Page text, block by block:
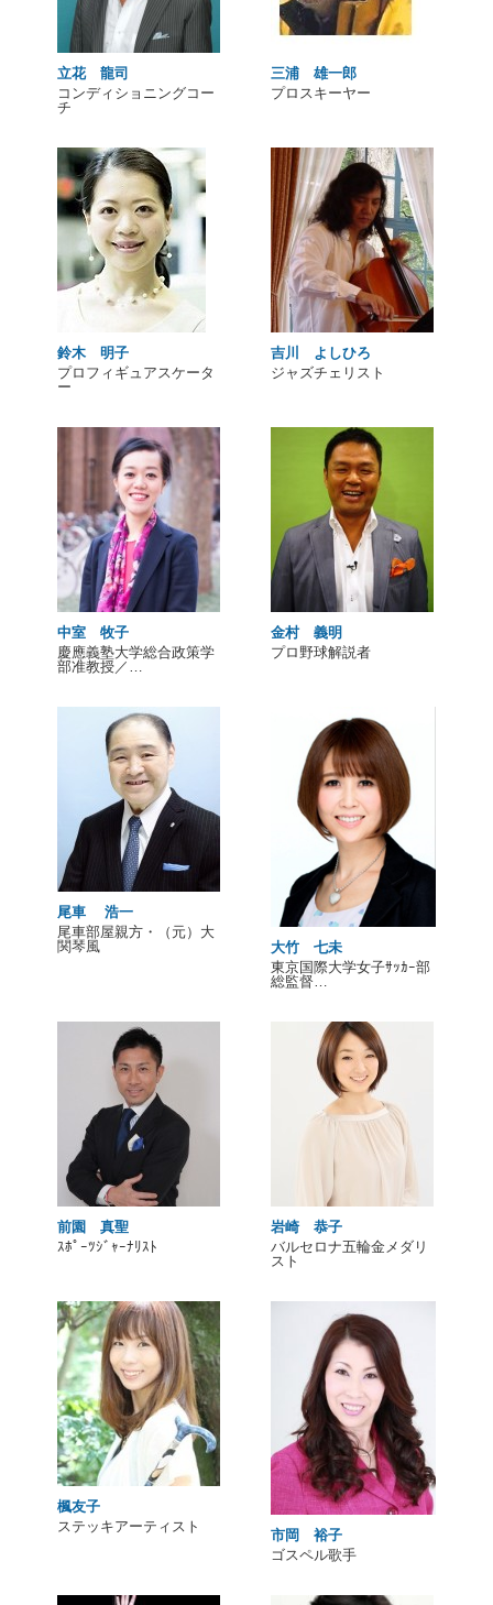
立花 龍司
コンディショニングコー
チ
三浦 雄一郎
プロスキーヤー
鈴木 明子
プロフィギュアスケータ
ー
吉川 よしひろ
ジャズチェリスト
中室 牧子
慶應義塾大学総合政策学
部准教授／…
金村 義明
プロ野球解説者
尾車 浩一
尾車部屋親方・（元）大
関琴風
大竹 七未
東京国際大学女子ｻｯｶｰ部
総監督…
前園 真聖
ｽﾎﾟｰﾂｼﾞｬｰﾅﾘｽﾄ
岩崎 恭子
バルセロナ五輪金メダリ
スト
楓友子
ステッキアーティスト
市岡 裕子
ゴスペル歌手